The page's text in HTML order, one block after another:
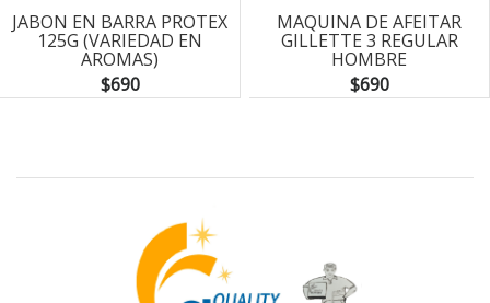
JABON EN BARRA PROTEX
125G (VARIEDAD EN
AROMAS)
$690
MAQUINA DE AFEITAR
GILLETTE 3 REGULAR
HOMBRE
$690